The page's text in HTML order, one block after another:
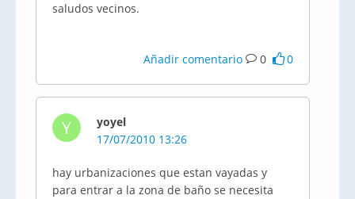
saludos vecinos.
Añadir comentario 0 0
Y
yoyel
17/07/2010 13:26
hay urbanizaciones que estan vayadas y
para entrar a la zona de baño se necesita